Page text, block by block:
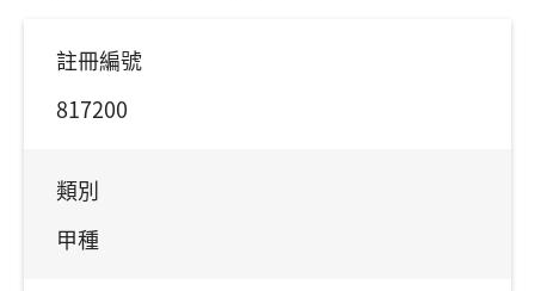
註冊編號
817200
類別
甲種